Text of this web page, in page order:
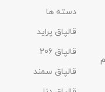
اینچدسته ها
قالپاق پراید
قالپاق 206
قالپاق سمند